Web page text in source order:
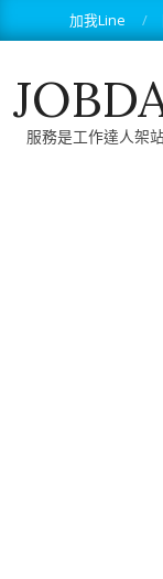
to
加我Line
服務是工作達人架